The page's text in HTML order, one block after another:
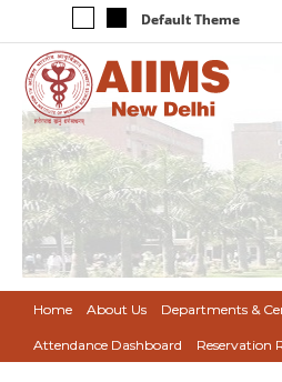
Default Theme
Home About Us Departments &
Attendance Dashboard Reservation